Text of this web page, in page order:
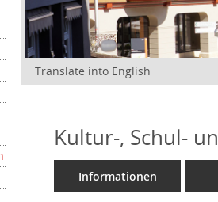
Translate into English
Kultur-, Schul-
Informationen